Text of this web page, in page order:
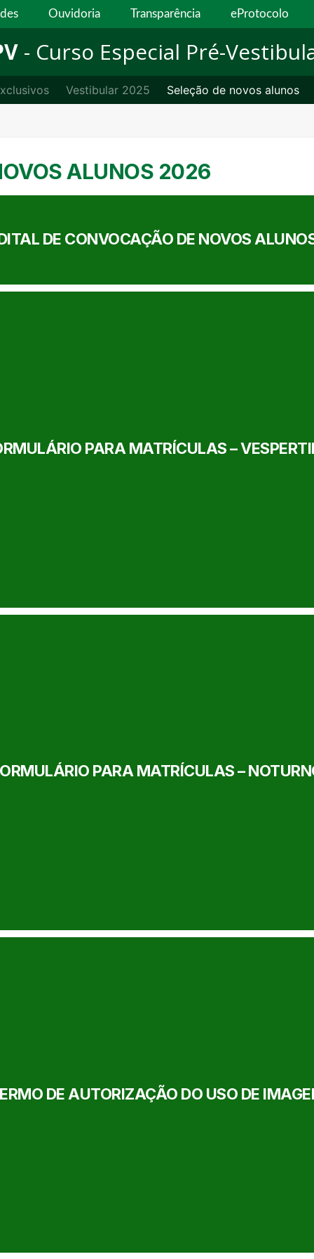
Ouvidoria Transparência eProtocolo
- Curso Especial Pré-
Vestibular 2025 Seleção de novos alunos
ALUNOS 2026
DE CONVOCAÇÃO DE NOVOS
PARA MATRÍCULAS –
PARA MATRÍCULAS –
DE AUTORIZAÇÃO DO USO DE